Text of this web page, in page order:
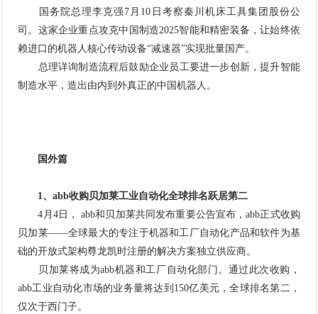
国务院总理李克强7月10日考察秦川机床工具集团股份公
司。这家企业重点攻克中国制造2025智能和精密装备，让始终依
赖进口的机器人核心传动设备“减速器”实现批量国产。
总理详询制造流程后鼓励企业员工要进一步创新，提升智能
制造水平，造出由内到外真正的中国机器人。
国外篇
1、abb收购贝加莱工业自动化全球排名跃居第二
4月4日， abb和贝加莱共同发布重要公告宣布，abb正式收购
贝加莱——全球最大的专注于机器和工厂自动化产品和软件为基
础的开放式架构尊龙凯时注册的解决方案独立供应商。
贝加莱将成为abb机器和工厂自动化部门。通过此次收购，
abb工业自动化市场的业务量将达到150亿美元，全球排名第二，
仅次于西门子。